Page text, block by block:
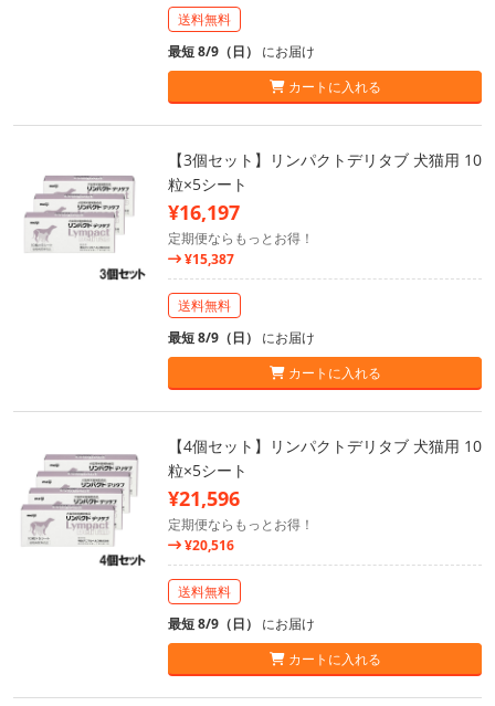
送料無料
最短 8/9（日） にお届け
カートに入れる
【3個セット】リンパクトデリタブ 犬猫用 10
粒×5シート
¥16,197
定期便ならもっとお得！
¥15,387
送料無料
最短 8/9（日） にお届け
カートに入れる
【4個セット】リンパクトデリタブ 犬猫用 10
粒×5シート
¥21,596
定期便ならもっとお得！
¥20,516
送料無料
最短 8/9（日） にお届け
カートに入れる